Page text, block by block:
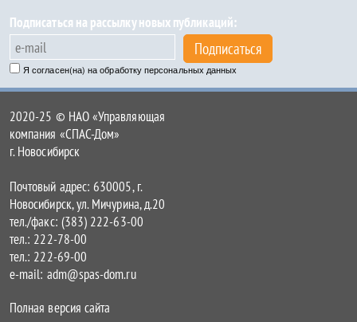
Подписаться на рассылку новых публикаций:
Подписаться
Я согласен(на) на обработку персональных данных
2020-25 © НАО «Управляющая
компания «СПАС-Дом»
г. Новосибирск
Почтовый адрес: 630005, г.
Новосибирск, ул. Мичурина, д.20
тел./факс: (383) 222-63-00
тел.: 222-78-00
тел.: 222-69-00
e-mail: adm@spas-dom.ru
Полная версия сайта